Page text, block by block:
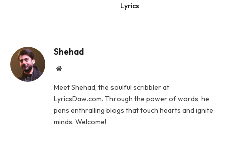
Lyrics
Shehad
Website
Meet Shehad, the soulful scribbler at
LyricsDaw.com. Through the power of words, he
pens enthralling blogs that touch hearts and ignite
minds. Welcome!